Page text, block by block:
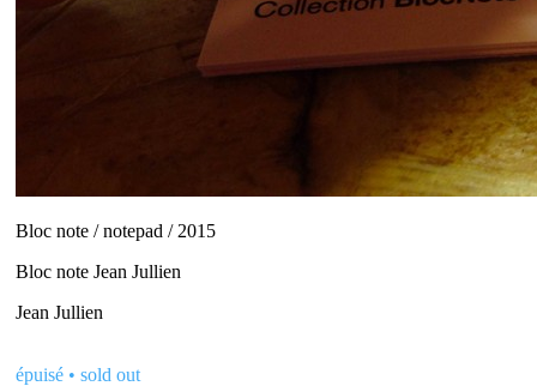
Bloc note / notepad / 2015
Bloc note Jean Jullien
Jean Jullien
épuisé • sold out